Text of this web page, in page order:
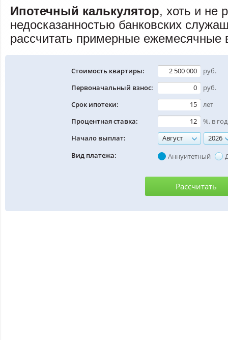
Ипотечный калькулятор, хоть и не
недосказанностью банковских
рассчитать примерные ежемесячные
Стоимость квартиры:
руб.
Первоначальный взнос:
руб.
Срок ипотеки:
лет
Процентная ставка:
%, в год
Начало выплат:
Август
2026
Вид платежа:
Аннуитетный
Рассчитать